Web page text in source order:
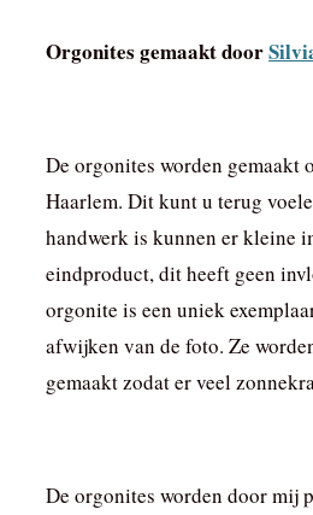
Orgonites gemaakt door
De orgonites worden gemaakt
Haarlem. Dit kunt u terug
handwerk is kunnen er kleine
eindproduct, dit heeft geen
orgonite is een uniek
afwijken van de foto. Ze
gemaakt zodat er veel
De orgonites worden door mij